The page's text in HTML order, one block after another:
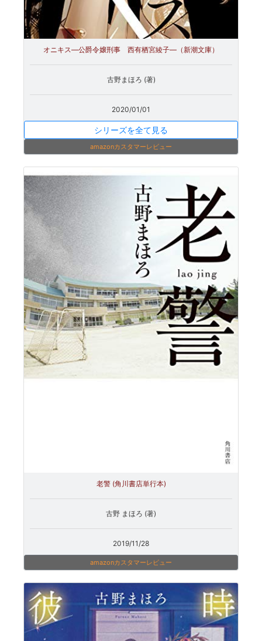
オニキス―公爵令嬢刑事 西有栖宮綾子―（新潮文庫）
古野まほろ (著)
2020/01/01
シリーズを全て見る
amazonカスタマーレビュー
老警 (角川書店単行本)
古野 まほろ (著)
2019/11/28
amazonカスタマーレビュー